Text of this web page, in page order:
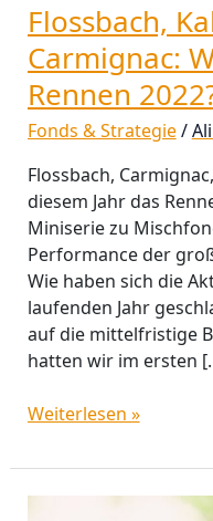
Flossbach,
Carmignac:
Rennen
Fonds & Strategie/
Flossbach,
diesem Jahr das
Miniserie zu
Performance der
Wie haben sich die
laufenden Jahr
auf die mittelfristige
hatten wir im ersten
Weiterlesen »